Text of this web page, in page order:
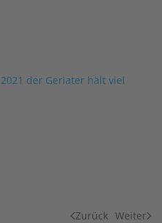
der Geriater hält viel
Zurück Weiter